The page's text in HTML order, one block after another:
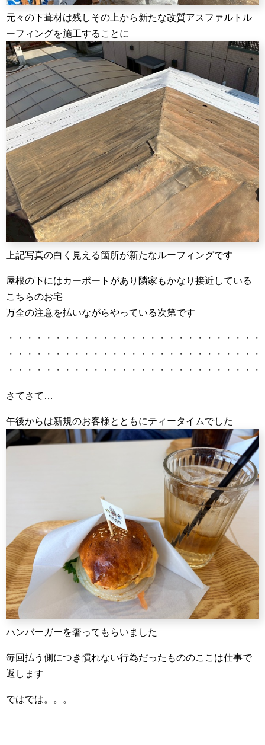
元々の下葺材は残しその上から新たな改質アスファルトル
ーフィングを施工することに
上記写真の白く見える箇所が新たなルーフィングです
屋根の下にはカーポートがあり隣家もかなり接近している
こちらのお宅
万全の注意を払いながらやっている次第です
・・・・・・・・・・・・・・・・・・・・・・・・・・
・・・・・・・・・・・・・・・・・・・・・・・・・・
・・・・・・・・・・・・・・・・・・・・・・・・・・
さてさて…
午後からは新規のお客様とともにティータイムでした
ハンバーガーを奢ってもらいました
毎回払う側につき慣れない行為だったもののここは仕事で
返します
ではでは。。。